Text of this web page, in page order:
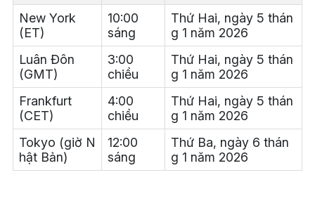
New York
(ET)
10:00
sáng
Thứ Hai, ngày 5 thán
g 1 năm 2026
Luân Đôn
(GMT)
3:00
chiều
Thứ Hai, ngày 5 thán
g 1 năm 2026
Frankfurt
(CET)
4:00
chiều
Thứ Hai, ngày 5 thán
g 1 năm 2026
Tokyo (giờ N
hật Bản)
12:00
sáng
Thứ Ba, ngày 6 thán
g 1 năm 2026